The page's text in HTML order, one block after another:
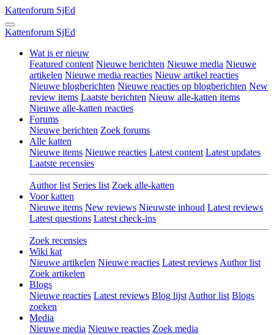
Kattenforum SjEd
Kattenforum SjEd
Wat is er nieuw
Featured content Nieuwe berichten Nieuwe media Nieuwe
artikelen Nieuwe media reacties Nieuw artikel reacties
Nieuwe blogberichten Nieuwe reacties op blogberichten New
review items Laatste berichten Nieuw alle-katten items
Nieuwe alle-katten reacties
Forums
Nieuwe berichten Zoek forums
Alle katten
Nieuwe items Nieuwe reacties Latest content Latest updates
Laatste recensies
Author list Series list Zoek alle-katten
Voor katten
Nieuwe items New reviews Nieuwste inhoud Latest reviews
Latest questions Latest check-ins
Zoek recensies
Wiki kat
Nieuwe artikelen Nieuwe reacties Latest reviews Author list
Zoek artikelen
Blogs
Nieuwe reacties Latest reviews Blog lijst Author list Blogs
zoeken
Media
Nieuwe media Nieuwe reacties Zoek media